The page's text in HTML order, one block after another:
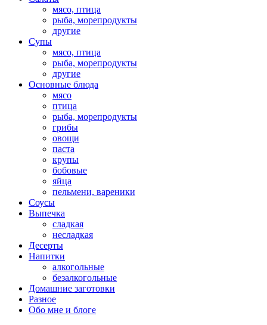
мясо, птица
рыба, морепродукты
другие
Супы
мясо, птица
рыба, морепродукты
другие
Основные блюда
мясо
птица
рыба, морепродукты
грибы
овощи
паста
крупы
бобовые
яйца
пельмени, вареники
Соусы
Выпечка
сладкая
несладкая
Десерты
Напитки
алкогольные
безалкогольные
Домашние заготовки
Разное
Обо мне и блоге